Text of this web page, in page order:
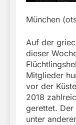
München
Auf der
dieser
Mitglieder
vor der
2018
gerettet. Der
unter